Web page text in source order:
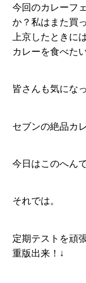
今回のカレーフ
か？私はまた買
上京したときに
カレーを食べた
皆さんも気にな
セブンの絶品カ
今日はこのへんで
それでは。
定期テストを頑
重版出来！↓